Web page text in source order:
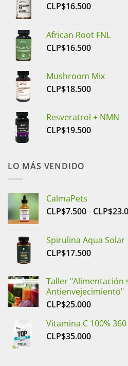
CLP$16.500
African Root FNL
CLP$16.500
Mushroom Mix
CLP$18.500
Resveratrol + NMN
CLP$19.500
LO MÁS VENDIDO
CalmaPets
CLP$7.500- CLP$
Spirulina Aqua Solar
CLP$17.500
Taller "Alimentación
Antienvejecimiento"
CLP$25.000
Vitamina C 100%
CLP$35.000